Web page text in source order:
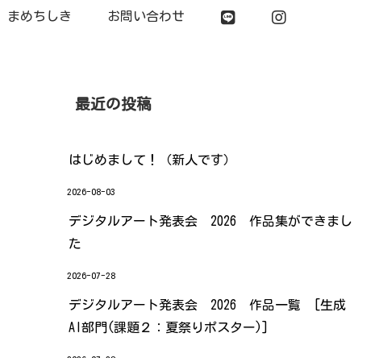
まめちしき お問い合わせ
最近の投稿
はじめまして！（新人です）
2026-08-03
デジタルアート発表会 2026 作品集ができまし
た
2026-07-28
デジタルアート発表会 2026 作品一覧 [生成
AI部門(課題２：夏祭りポスター)]